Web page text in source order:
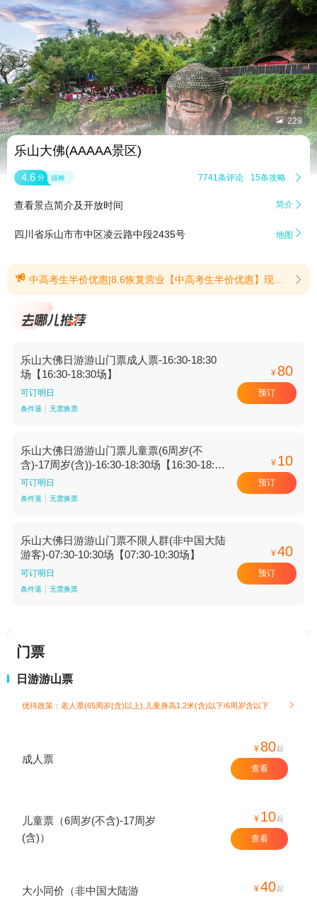
 229
乐山大佛(AAAAA景区)
4.6 分 很棒 7741条评论 15条攻略 
查看景点简介及开放时间 简介 
四川省乐山市市中区凌云路中段2435号 地图 
 中高考生半价优惠|8.6恢复营业【中高考生半价优惠】现面向全国应届中高考生实行半价优惠，具体政策如下：优惠时间：2026年6月10日—8月31日优惠内容：全国应届中高考考生（凭准考证和身份证原件）本人享受乐山大佛景区游山（白天、夜游）门票免票；同行至多2人，享受乐山大佛景区游山（白天、夜游）门票全价半价优惠。仅限于现场窗口办理门票。(提示有效期2026/6/17至2026/8/31)【8.6恢复营业】根据新的气象信息，经安全评估，现决定自本公告发布之时起恢复游山票、游江票销售，景区游山、游船正常开放。请广大游客朋友关注景区实时信息，合理安排行程，注意游览安全。如仍需退改票，请通过原渠道办理。给您带来的不便，敬请谅解。票务咨询电话：0833—2355557投诉求助电话：0833—6116666(提示有效期2026/8/6至2026/8/6) 
乐山大佛日游游山门票成人票-16:30-18:30
场【16:30-18:30场】
可订明日
条件退 无需换票
¥ 80
预订
乐山大佛日游游山门票儿童票(6周岁(不
含)-17周岁(含))-16:30-18:30场【16:30-18:30
场】
可订明日
条件退 无需换票
¥ 10
预订
乐山大佛日游游山门票不限人群(非中国大陆
游客)-07:30-10:30场【07:30-10:30场】
可订明日
条件退 无需换票
¥40
预订
门票
日游游山票
优待政策：老人票(65周岁(含)以上),儿童身高1.2米(含)以下/6周岁含以下 
成人票
¥ 80起
查看
儿童票（6周岁(不含)-17周岁
(含)）
¥ 10起
查看
大小同价（非中国大陆游
¥40起
